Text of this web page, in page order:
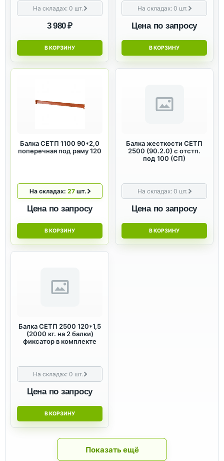
На складах:0 шт.
3 980 ₽
В КОРЗИНУ
На складах:0 шт.
Цена по запросу
В КОРЗИНУ
Балка СЕТП 1100 90*2,0
поперечная под раму 120
На складах:27 шт.
Цена по запросу
В КОРЗИНУ
Балка жесткости СЕТП
2500 (90.2.0) с отстп.
под 100 (СП)
На складах:0 шт.
Цена по запросу
В КОРЗИНУ
Балка СЕТП 2500 120*1,5
(2000 кг. на 2 балки)
фиксатор в комплекте
На складах:0 шт.
Цена по запросу
В КОРЗИНУ
Показать ещё